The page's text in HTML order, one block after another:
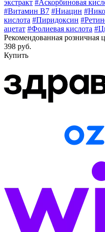
экстракт #Аскорбиновая
#Витамин В7 #Ниацин
кислота #Пиридоксин
ацетат #Фолиевая кислота
Рекомендованная розничная
398 руб.
Купить